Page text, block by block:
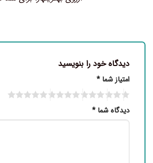
دیدگاه خود را بنویسید
امتیاز شما *
دیدگاه شما *